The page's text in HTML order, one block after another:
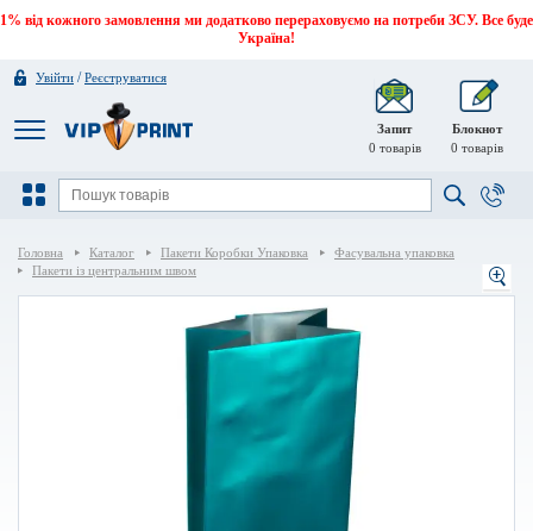
1% від кожного замовлення ми додатково перераховуємо на потреби ЗСУ. Все буде
Україна!
Увійти /Реєструватися
Запит
0 товарів
Блокнот
0 товарів
Головна Каталог Пакети Коробки Упаковка
Фасувальна упаковка
Пакети із центральним швом